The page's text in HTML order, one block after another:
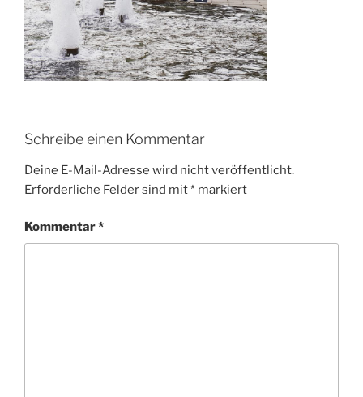
Schreibe einen Kommentar
Deine E-Mail-Adresse wird nicht veröffentlicht.
Erforderliche Felder sind mit* markiert
Kommentar*